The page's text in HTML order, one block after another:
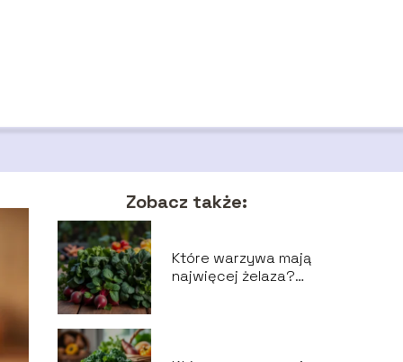
Zobacz także:
Które warzywa mają
najwięcej żelaza?